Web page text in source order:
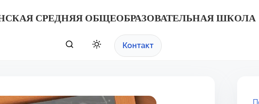
СРЕДНЯЯ ОБЩЕОБРАЗОВАТЕЛЬНАЯ ШКОЛА
Контакт